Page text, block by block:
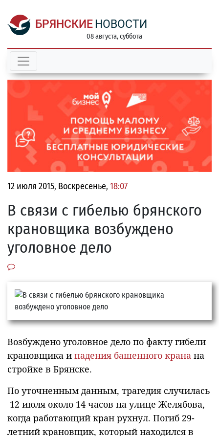
БРЯНСКИЕ НОВОСТИ
08 августа, суббота
12 июля 2015, Воскресенье, 18:07
В связи с гибелью брянского
крановщика возбуждено
уголовное дело
Возбуждено уголовное дело по факту гибели
крановщика и падения башенного крана на
стройке в Брянске.
По уточненным данным, трагедия случилась
12 июля около 14 часов на улице Желябова,
когда работающий кран рухнул. Погиб 29-
летний крановщик, который находился в